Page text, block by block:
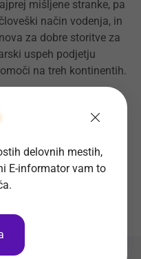
mišljene stranke, pa
način vodenja, in
za dobre storitve za
uspeh podjetju
na treh kontinentih.
delovnih mestih,
E-informator vam to